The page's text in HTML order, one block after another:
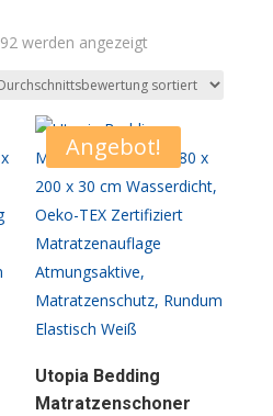
werden angezeigtNach
sortiert
Angebot!
Utopia Bedding
Matratzenschoner